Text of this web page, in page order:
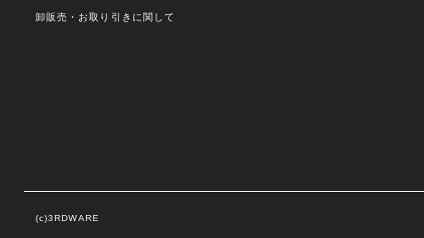
卸販売・お取り引きに関して
(c)3RDWARE